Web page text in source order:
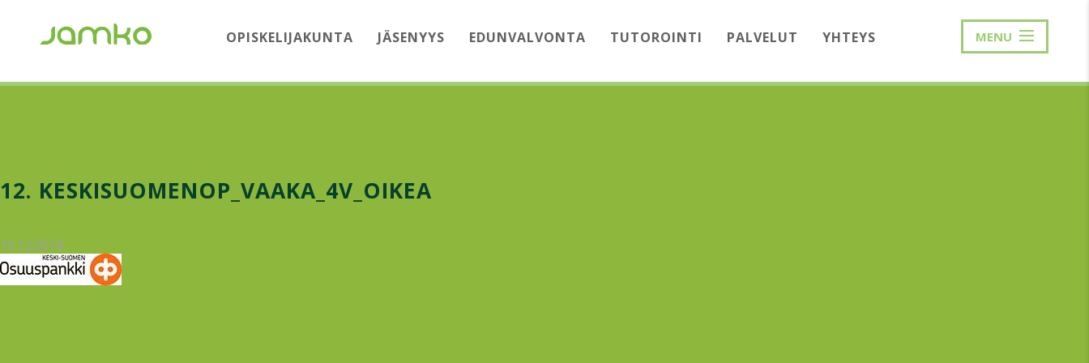
OPISKELIJAKUNTA JÄSENYYS EDUNVALVONTA TUTOROINTI PALVELUT YHTEYS MENU
12. KESKISUOMENOP_VAAKA_4V_OIKEA
15.12.2014